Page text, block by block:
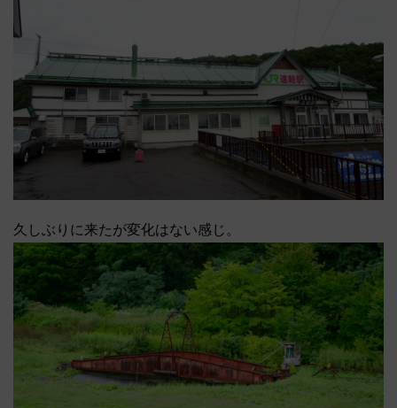
久しぶりに来たが変化はない感じ。